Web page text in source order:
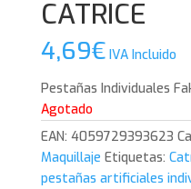
CATRICE
4,69€ IVA Incluido
Pestañas Individuales
Agotado
EAN: 4059729393623
Maquillaje Etiquetas:
pestañas artificiales